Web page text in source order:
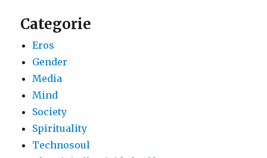
Categorie
Eros
Gender
Media
Mind
Society
Spirituality
Technosoul